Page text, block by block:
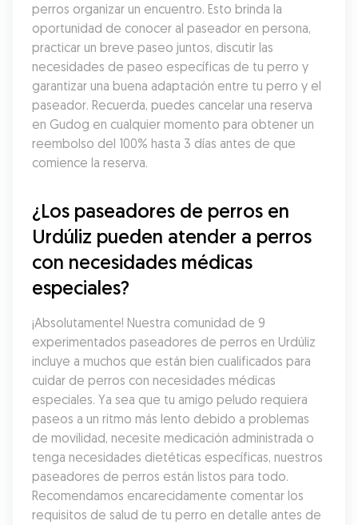
perros organizar un encuentro. Esto brinda la
oportunidad de conocer al paseador en persona,
practicar un breve paseo juntos, discutir las
necesidades de paseo específicas de tu perro y
garantizar una buena adaptación entre tu perro y el
paseador. Recuerda, puedes cancelar una reserva
en Gudog en cualquier momento para obtener un
reembolso del 100% hasta 3 días antes de que
comience la reserva.
¿Los paseadores de perros en
Urdúliz pueden atender a perros
con necesidades médicas
especiales?
¡Absolutamente! Nuestra comunidad de 9
experimentados paseadores de perros en Urdúliz
incluye a muchos que están bien cualificados para
cuidar de perros con necesidades médicas
especiales. Ya sea que tu amigo peludo requiera
paseos a un ritmo más lento debido a problemas
de movilidad, necesite medicación administrada o
tenga necesidades dietéticas específicas, nuestros
paseadores de perros están listos para todo.
Recomendamos encarecidamente comentar los
requisitos de salud de tu perro en detalle antes de